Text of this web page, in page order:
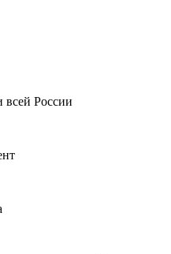
России